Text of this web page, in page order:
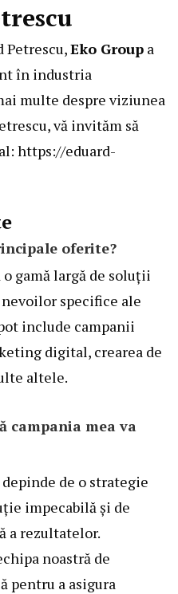
Petrescu,Eko Group a
în industria
multe despre viziunea
vă invităm să
https://eduard-
oferite?
gamă largă de soluții
specifice ale
include campanii
digital, crearea de
altele.
campania mea va
de o strategie
impecabilă și de
a rezultatelor.
noastră de
pentru a asigura